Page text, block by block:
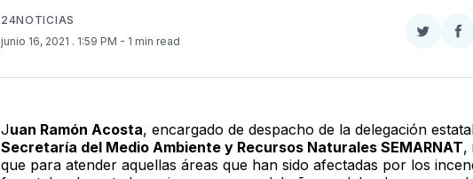
24NOTICIAS
junio 16, 2021 . 1:59 PM - 1 min read
Twitter
Juan Ramón Acosta, encargado de despacho de la delegación
Secretaría del Medio Ambiente y Recursos Naturales SEMARNAT,
que para atender aquellas áreas que han sido afectadas por los